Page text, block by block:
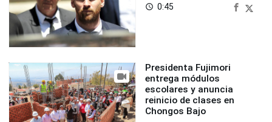
access_time 0:45
Presidenta Fujimori
entrega módulos
escolares y anuncia
reinicio de clases en
Chongos Bajo